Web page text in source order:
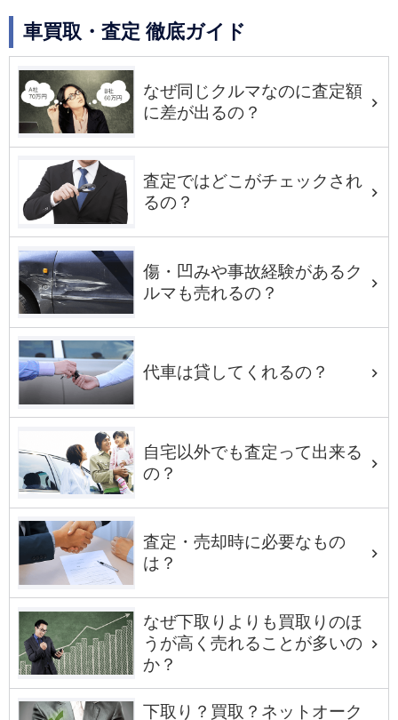
車買取・査定 徹底ガイド
なぜ同じクルマなのに査定額
に差が出るの？
査定ではどこがチェックされ
るの？
傷・凹みや事故経験があるク
ルマも売れるの？
代車は貸してくれるの？
自宅以外でも査定って出来る
の？
査定・売却時に必要なもの
は？
なぜ下取りよりも買取りのほ
うが高く売れることが多いの
か？
下取り？買取？ネットオーク